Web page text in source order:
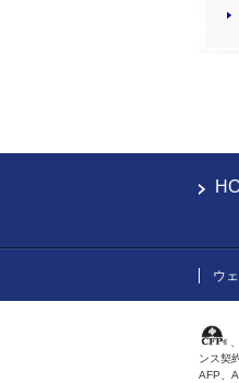
ウ
ンス契
AFP、